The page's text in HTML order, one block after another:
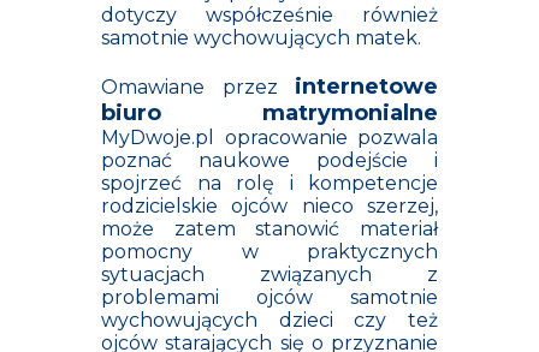
dotyczy współcześnie również
samotnie wychowujących matek.
Omawiane przez internetowe
biuro matrymonialne
MyDwoje.pl opracowanie pozwala
poznać naukowe podejście i
spojrzeć na rolę i kompetencje
rodzicielskie ojców nieco szerzej,
może zatem stanowić materiał
pomocny w praktycznych
sytuacjach związanych z
problemami ojców samotnie
wychowujących dzieci czy też
ojców starających się o przyznanie